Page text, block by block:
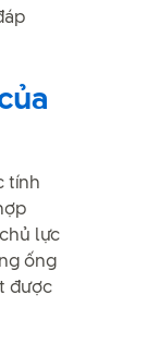
tính
lực
ống
được